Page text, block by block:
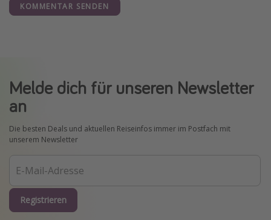
KOMMENTAR SENDEN
Melde dich für unseren Newsletter
an
Die besten Deals und aktuellen Reiseinfos immer im Postfach mit
unserem Newsletter
Registrieren